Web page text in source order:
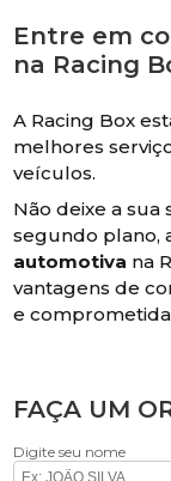
Entre em
na Racing
A Racing Box
melhores
veículos.
Não deixe a
segundo plano,
automotiva na
vantagens de
e
FAÇA UM
Digite seu nome